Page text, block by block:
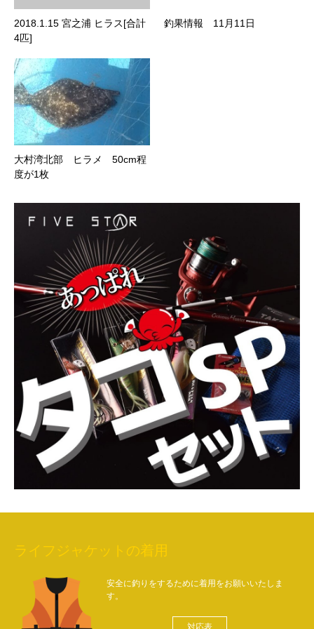
2018.1.15 宮之浦 ヒラス[合計
4匹]
釣果情報 11月11日
大村湾北部 ヒラメ 50cm程
度が1枚
ライフジャケットの着用
安全に釣りをするために着用をお願いいたしま
す。